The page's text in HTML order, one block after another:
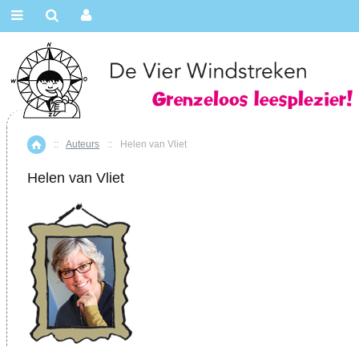
Home
:: Auteurs :: Helen van Vliet
Helen van Vliet